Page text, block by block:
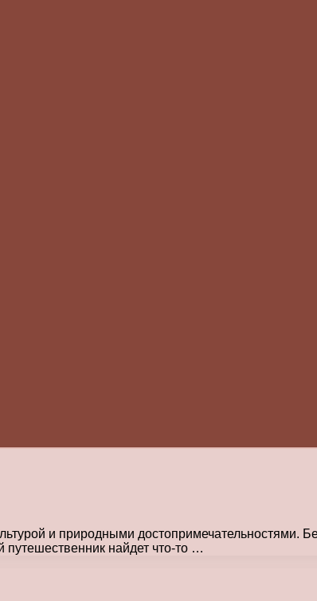
и природными
путешественник найдет что-то …